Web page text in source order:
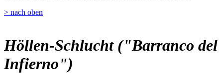
> nach oben
Höllen-Schlucht ("Barranco del
Infierno")